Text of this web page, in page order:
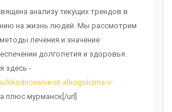
анализу текущих трендов в
на жизнь людей. Мы рассмотрим
лечения и значение
долголетия и здоровья.
здесь -
kkodirovanie-ot-alkogolizma-v-
плюс мурманск[/url]